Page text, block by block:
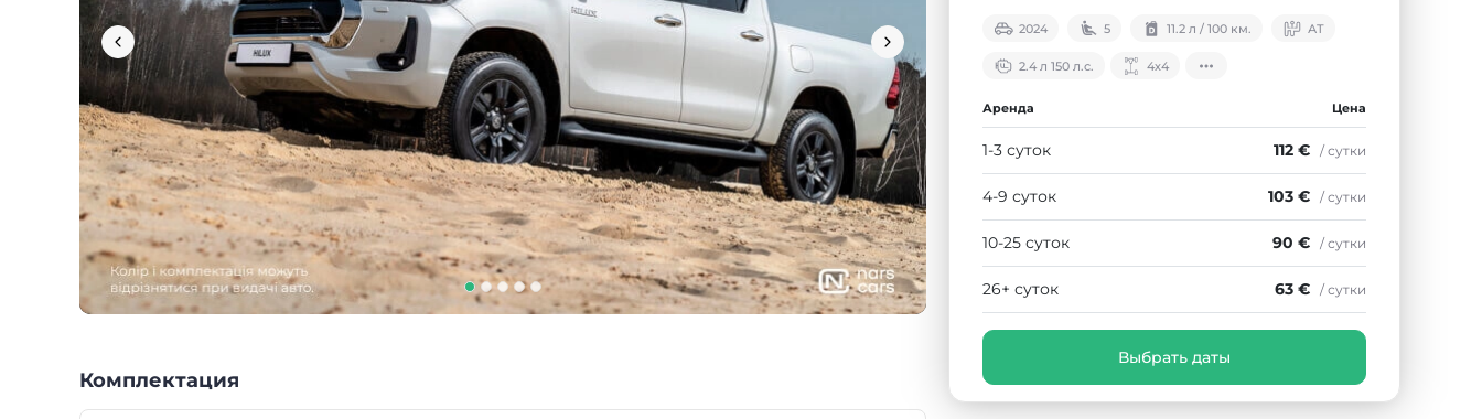
Комплектация
2024 5 11.2 л / 100 км. АТ
2.4 л 150 л.с. 4х4
Аренда Цена
1-3 суток 112 € / сутки
4-9 суток 103 € / сутки
10-25 суток 90 € / сутки
26+ суток 63 € / сутки
Выбрать даты